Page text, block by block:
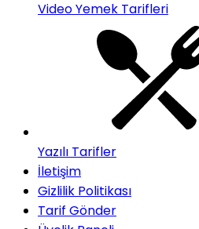
Video Yemek Tarifleri
Yazılı Tarifler
İletişim
Gizlilik Politikası
Tarif Gönder